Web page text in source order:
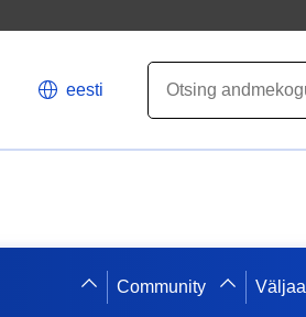
eesti
Community